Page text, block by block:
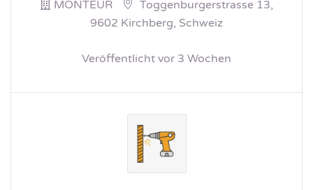
MONTEUR
Toggenburgerstrasse 13,
9602 Kirchberg, Schweiz
Veröffentlicht vor 3 Wochen